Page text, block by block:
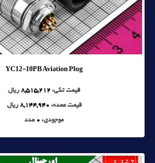
YC12-10PB Aviation Plug
قیمت تکی: 8,515,212 ریال
قیمت عمده: 8,144,940 ریال
موجودی: 0 عدد